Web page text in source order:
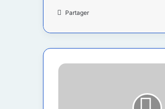
Partager
ESU